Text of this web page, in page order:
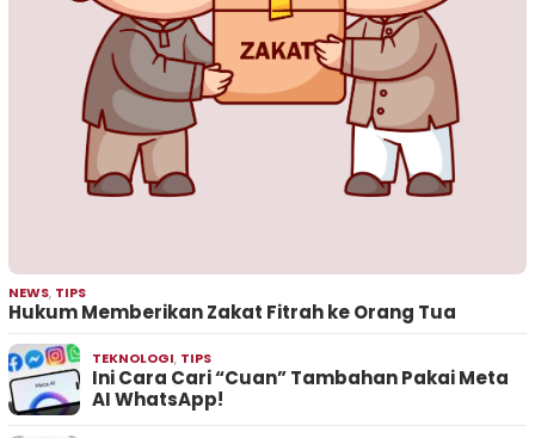
NEWS, TIPS
Hukum Memberikan Zakat Fitrah ke Orang Tua
TEKNOLOGI, TIPS
Ini Cara Cari “Cuan” Tambahan Pakai Meta
AI WhatsApp!